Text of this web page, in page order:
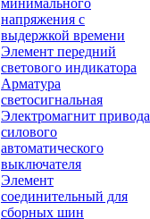
минимального
напряжения с
выдержкой времени
Элемент передний
светового индикатора
Арматура
светосигнальная
Электромагнит привода
силового
автоматического
выключателя
Элемент
соединительный для
сборных шин